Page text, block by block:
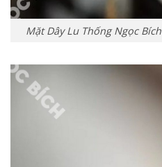
Mặt Dây Lu Thống Ngọc